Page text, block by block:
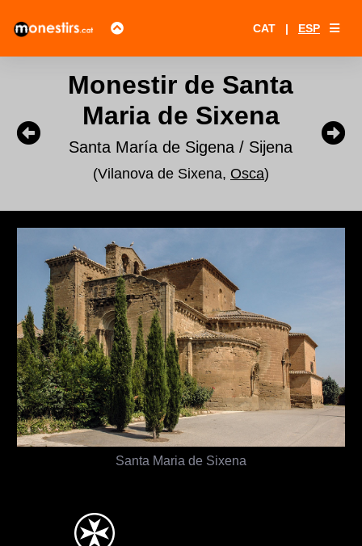
CAT | ESP
Monestir de Santa
Maria de Sixena
Santa María de Sigena / Sijena
(Vilanova de Sixena, Osca)
Santa Maria de Sixena